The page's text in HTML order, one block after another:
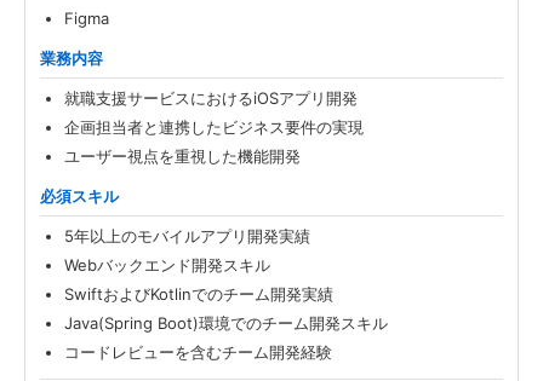
Figma
業務内容
就職支援サービスにおけるiOSアプリ開発
企画担当者と連携したビジネス要件の実現
ユーザー視点を重視した機能開発
必須スキル
5年以上のモバイルアプリ開発実績
Webバックエンド開発スキル
SwiftおよびKotlinでのチーム開発実績
Java(Spring Boot)環境でのチーム開発スキル
コードレビューを含むチーム開発経験